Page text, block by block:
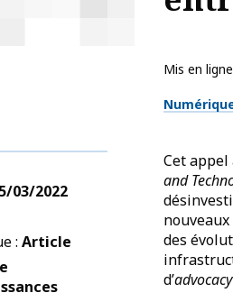
Mis en
03/2022
Article
Cet
and
des
d’advocacy